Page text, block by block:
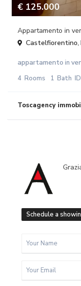
€ 125.000
Appartamento in
Castelfiorentino,
appartamento in
4 Rooms 1 Bath ID
Schedule a